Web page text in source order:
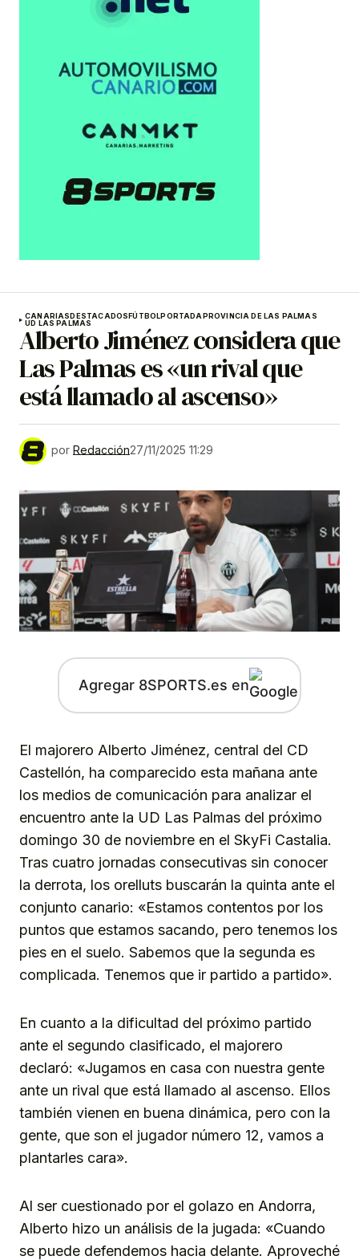
CANARIASDESTACADOSFÚTBOLPORTADAPROVINCIA DE LAS PALMAS
UD LAS PALMAS
Alberto Jiménez considera que
Las Palmas es «un rival que
está llamado al ascenso»
por Redacción27/11/2025 11:29
Agregar 8SPORTS.es en
El majorero Alberto Jiménez, central del CD
Castellón, ha comparecido esta mañana ante
los medios de comunicación para analizar el
encuentro ante la UD Las Palmas del próximo
domingo 30 de noviembre en el SkyFi Castalia.
Tras cuatro jornadas consecutivas sin conocer
la derrota, los orelluts buscarán la quinta ante el
conjunto canario: «Estamos contentos por los
puntos que estamos sacando, pero tenemos los
pies en el suelo. Sabemos que la segunda es
complicada. Tenemos que ir partido a partido».
En cuanto a la dificultad del próximo partido
ante el segundo clasificado, el majorero
declaró: «Jugamos en casa con nuestra gente
ante un rival que está llamado al ascenso. Ellos
también vienen en buena dinámica, pero con la
gente, que son el jugador número 12, vamos a
plantarles cara».
Al ser cuestionado por el golazo en Andorra,
Alberto hizo un análisis de la jugada: «Cuando
se puede defendemos hacia delante. Aproveché